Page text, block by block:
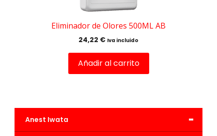
Eliminador de Olores 500ML AB
24,22 € Iva incluido
Añadir al carrito
-
Anest Iwata